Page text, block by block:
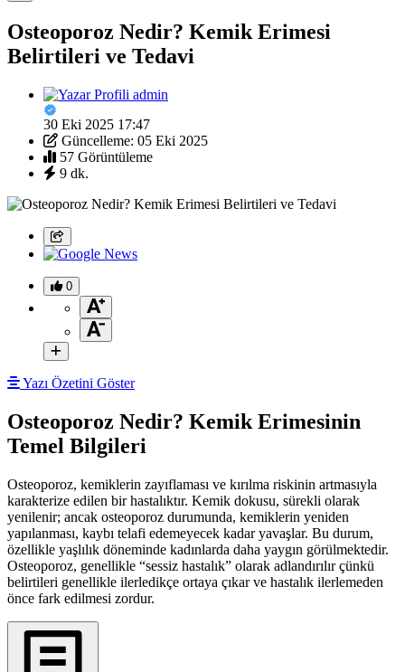
Osteoporoz Nedir? Kemik Erimesi
Belirtileri ve Tedavi
admin
30 Eki 2025 17:47
Güncelleme: 05 Eki 2025
57 Görüntüleme
9 dk.
0
Yazı Özetini Göster
Osteoporoz Nedir? Kemik Erimesinin
Temel Bilgileri
Osteoporoz, kemiklerin zayıflaması ve kırılma riskinin artmasıyla
karakterize edilen bir hastalıktır. Kemik dokusu, sürekli olarak
yenilenir; ancak osteoporoz durumunda, kemiklerin yeniden
yapılanması, kaybı telafi edemeyecek kadar yavaşlar. Bu durum,
özellikle yaşlılık döneminde kadınlarda daha yaygın görülmektedir.
Osteoporoz, genellikle “sessiz hastalık” olarak adlandırılır çünkü
belirtileri genellikle ilerledikçe ortaya çıkar ve hastalık ilerlemeden
önce fark edilmesi zordur.